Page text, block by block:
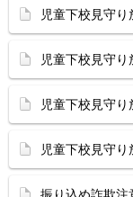
児童下校見守り
児童下校見守り
児童下校見守り
児童下校見守り